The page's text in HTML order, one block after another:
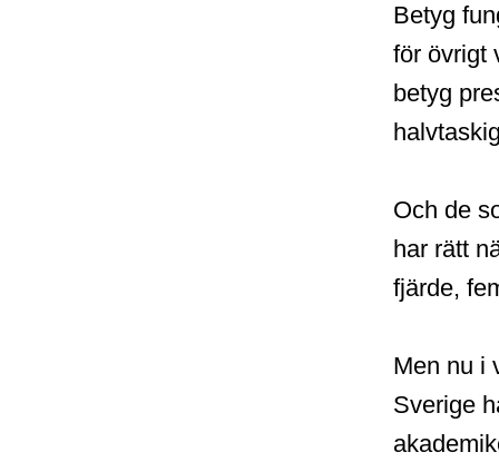
Betyg
för övrigt
betyg
Och de
har rätt
fjärde,
Men nu i
Sverige